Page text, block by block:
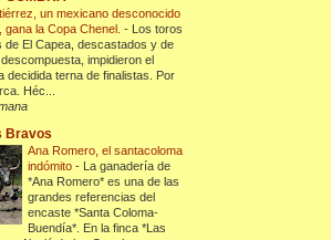
un mexicano desconocido
gana la Copa Chenel.- Los toros
de El Capea, descastados y de
impidieron el
decidida terna de finalistas. Por
Héc...
Bravos
Ana Romero, el santacoloma
indómito- La ganadería de
*Ana Romero* es una de las
grandes referencias del
encaste *Santa Coloma-
Buendía*. En la finca *Las